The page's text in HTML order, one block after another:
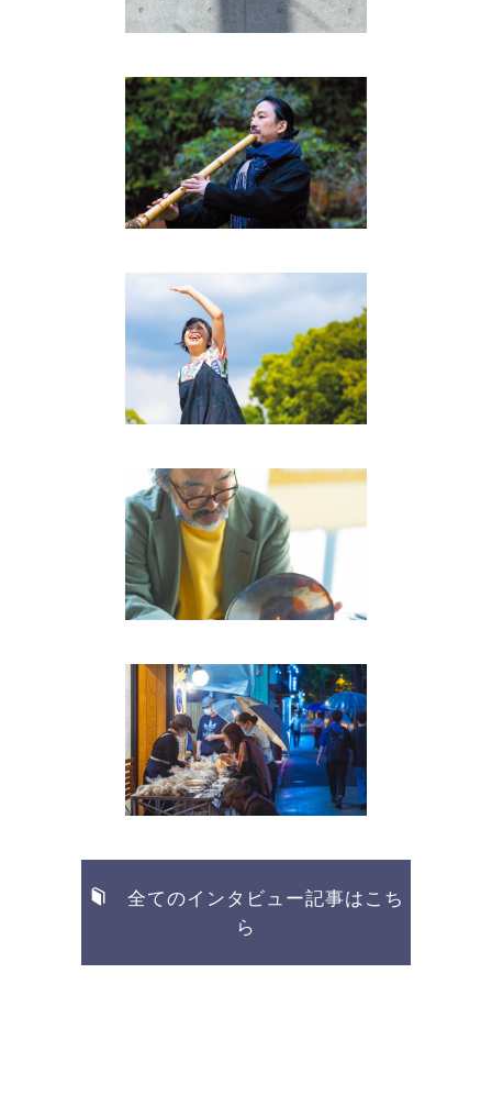
Interview
尺八を追求して、 禅と出会
う。
Interview
ずっと素人、もっとあの人。
Interview
幻のろっ骨レコードを求めて
ーソ連とロシアを駆け抜けた
青春
Interview
「夜パン」は出会いの場所
Interview
全てのインタビュー記事はこち
ら